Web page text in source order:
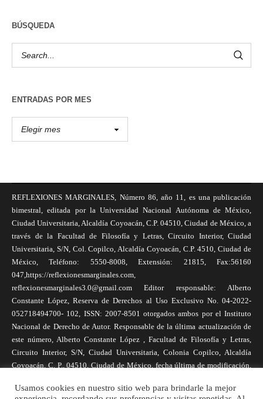
BÚSQUEDA
ENTRADAS POR MES
REFLEXIONES MARGINALES, Número 86, año 11, es una publicación
bimestral, editada por la Universidad Nacional Autónoma de México,
Ciudad Universitaria, Alcaldía Coyoacán, C.P. 04510, Ciudad de México, a
través de la Facultad de Filosofía y Letras, Circuito Interior, Ciudad
Universitaria, S/N, Col. Copilco, Alcaldía Coyoacán, C.P. 4510, Ciudad de
México, Teléfono: 5550-8008, Extensión: 21815, Fax:56160
047,https://reflexionesmarginales.com,
reflexionesmarginales3.0@gmail.com Editor responsable: Alberto
Constante López, Reserva de Derechos al Uso Exclusivo No. 04-2022-
052718494700- 102, ISSN: 2007-8501 otorgados ambos por el Instituto
Nacional de Derecho de Autor. Responsable de la última actualización de
este número, Alberto Constante López , Facultad de Filosofía y Letras,
Circuito Interior, S/N, Ciudad Universitaria, Colonia Copilco, Alcaldía
Coyoacán, C. P., 04510, Ciudad de México, fecha última de modificación,
necesariamente reflejan la postura de la revista, ni de Universidad Nacional
Usamos cookies en nuestro sitio web para brindarle la mejor